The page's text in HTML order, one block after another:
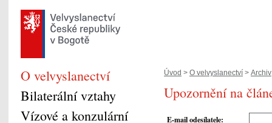
Úvod > O velvyslanectví > Archiv
Upozornění na
E-mail odesílatele:
O velvyslanectví
Bilaterální vztahy
Vízové a konzulární